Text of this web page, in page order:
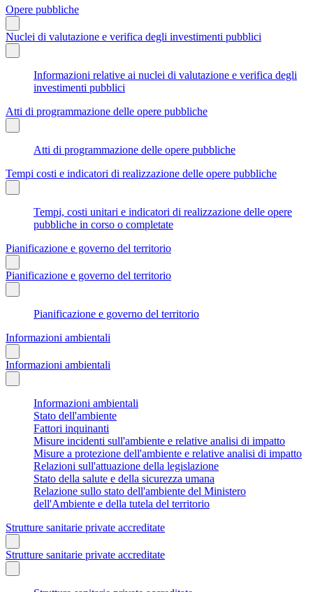
Opere pubbliche
Nuclei di valutazione e verifica degli investimenti pubblici
Informazioni relative ai nuclei di valutazione e verifica degli
investimenti pubblici
Atti di programmazione delle opere pubbliche
Atti di programmazione delle opere pubbliche
Tempi costi e indicatori di realizzazione delle opere pubbliche
Tempi, costi unitari e indicatori di realizzazione delle opere
pubbliche in corso o completate
Pianificazione e governo del territorio
Pianificazione e governo del territorio
Pianificazione e governo del territorio
Informazioni ambientali
Informazioni ambientali
Informazioni ambientali
Stato dell'ambiente
Fattori inquinanti
Misure incidenti sull'ambiente e relative analisi di impatto
Misure a protezione dell'ambiente e relative analisi di impatto
Relazioni sull'attuazione della legislazione
Stato della salute e della sicurezza umana
Relazione sullo stato dell'ambiente del Ministero
dell'Ambiente e della tutela del territorio
Strutture sanitarie private accreditate
Strutture sanitarie private accreditate